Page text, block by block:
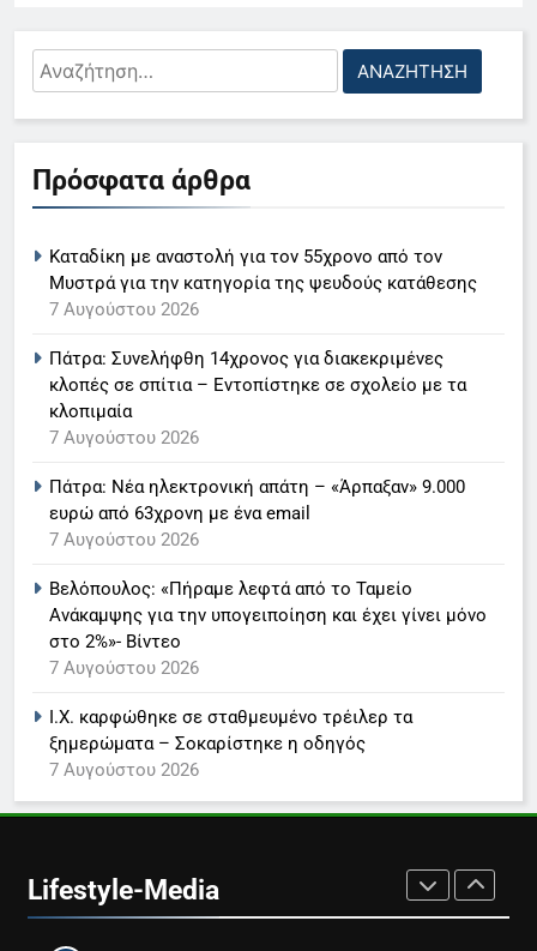
Στο σκοτάδι περιοχές της Άρτας
6 Αυγούστου 2026
χαράδρα του Βίκου- Μεταφορά
σε ασφαλές σημείο από
πυροσβέστες
6 Αυγούστου 2026
Αναζήτηση
για:
Πρόσφατα άρθρα
Καταδίκη με αναστολή για τον 55χρονο από τον
Μυστρά για την κατηγορία της ψευδούς κατάθεσης
7 Αυγούστου 2026
Πάτρα: Συνελήφθη 14χρονος για διακεκριμένες
κλοπές σε σπίτια – Εντοπίστηκε σε σχολείο με τα
κλοπιμαία
7 Αυγούστου 2026
Πάτρα: Νέα ηλεκτρονική απάτη – «Άρπαξαν» 9.000
ευρώ από 63χρονη με ένα email
7 Αυγούστου 2026
Βελόπουλος: «Πήραμε λεφτά από το Ταμείο
Ανάκαμψης για την υπογειποίηση και έχει γίνει μόνο
στο 2%»- Βίντεο
7 Αυγούστου 2026
Ι.Χ. καρφώθηκε σε σταθμευμένο τρέιλερ τα
ξημερώματα – Σοκαρίστηκε η οδηγός
7 Αυγούστου 2026
Lifestyle-Media
5
Ο Παναγιώτης Στάθης στο
ειδήσεων της ΕΡΤ
LIFESTYLE-MEDIA
Στον ΑΝΤ1 η Σία Κοσιώνη- Η
ανακοίνωση του σταθμού
7
Τέλος από τον ΑΝΤ1 ο
LIFESTYLE-MEDIA
8
Times μαζί σε μια νέα
συνδρομητική πρόταση
LIFESTYLE-MEDIA
1
LIFESTYLE-MEDIA